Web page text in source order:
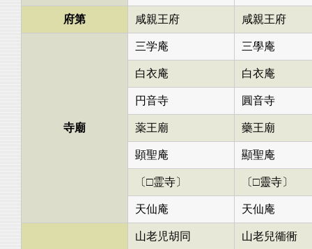
府第 咸親王府 咸親王府
寺廟
三学庵 三學庵
白衣庵 白衣庵
円音寺 圓音寺
薬王廟 藥王廟
顕聖庵 顯聖庵
〔□霊寺〕 〔□靈寺〕
天仙庵 天仙庵
山老児胡同 山老兒衚衕